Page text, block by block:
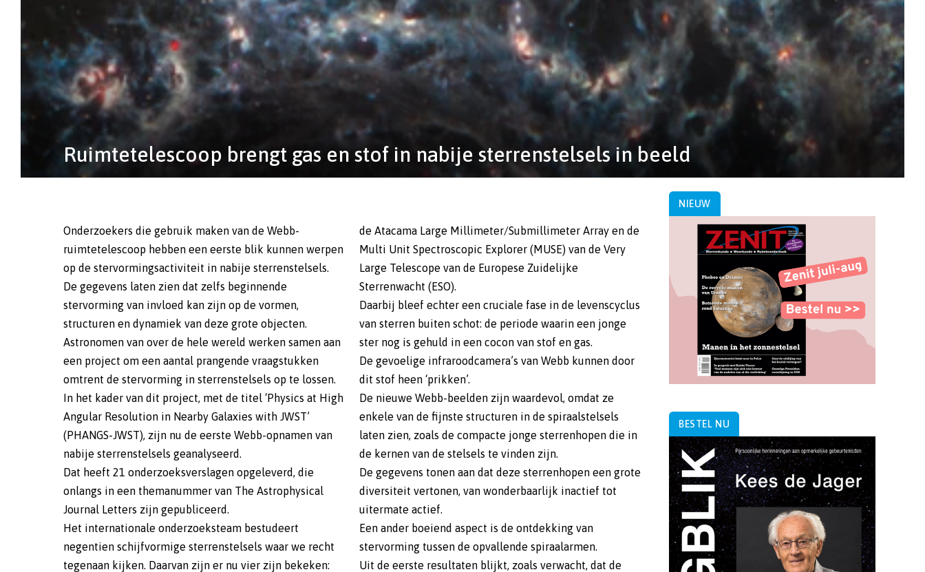
Ruimtetelescoop brengt gas en stof in nabije sterrenstelsels in beeld
Onderzoekers die gebruik maken van de Webb-
ruimtetelescoop hebben een eerste blik kunnen werpen
op de stervormingsactiviteit in nabije sterrenstelsels.
De gegevens laten zien dat zelfs beginnende
stervorming van invloed kan zijn op de vormen,
structuren en dynamiek van deze grote objecten.
Astronomen van over de hele wereld werken samen aan
een project om een aantal prangende vraagstukken
omtrent de stervorming in sterrenstelsels op te lossen.
In het kader van dit project, met de titel ‘Physics at High
Angular Resolution in Nearby Galaxies with JWST’
(PHANGS-JWST), zijn nu de eerste Webb-opnamen van
nabije sterrenstelsels geanalyseerd.
Dat heeft 21 onderzoeksverslagen opgeleverd, die
onlangs in een themanummer van The Astrophysical
Journal Letters zijn gepubliceerd.
Het internationale onderzoeksteam bestudeert
negentien schijfvormige sterrenstelsels waar we recht
tegenaan kijken. Daarvan zijn er nu vier zijn bekeken:
de Atacama Large Millimeter/Submillimeter Array en de
Multi Unit Spectroscopic Explorer (MUSE) van de Very
Large Telescope van de Europese Zuidelijke
Sterrenwacht (ESO).
Daarbij bleef echter een cruciale fase in de levenscyclus
van sterren buiten schot: de periode waarin een jonge
ster nog is gehuld in een cocon van stof en gas.
De gevoelige infraroodcamera’s van Webb kunnen door
dit stof heen ‘prikken’.
De nieuwe Webb-beelden zijn waardevol, omdat ze
enkele van de fijnste structuren in de spiraalstelsels
laten zien, zoals de compacte jonge sterrenhopen die in
de kernen van de stelsels te vinden zijn.
De gegevens tonen aan dat deze sterrenhopen een grote
diversiteit vertonen, van wonderbaarlijk inactief tot
uitermate actief.
Een ander boeiend aspect is de ontdekking van
stervorming tussen de opvallende spiraalarmen.
Uit de eerste resultaten blijkt, zoals verwacht, dat de
NIEUW
BESTEL NU